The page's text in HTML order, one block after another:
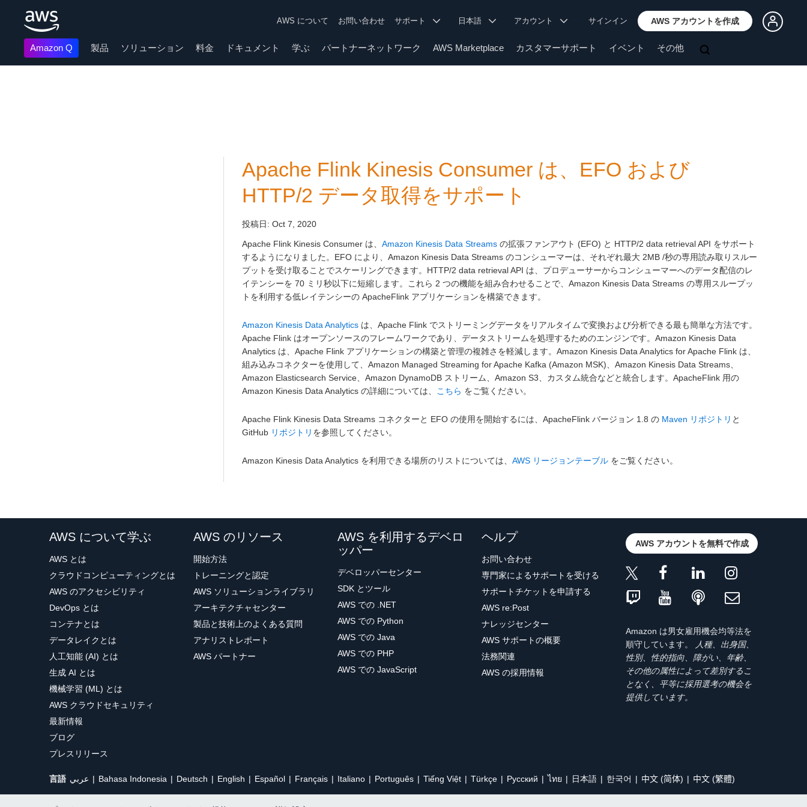
AWS について お問い合わせ サポート 日本語 アカウント サインイン AWS アカウントを作成
Amazon Q 製品 ソリューション 料金 ドキュメント 学ぶ パートナーネットワーク AWS Marketplace カスタマーサポート イベント その他
Apache Flink Kinesis Consumer は、EFO および
HTTP/2 データ取得をサポート
投稿日: Oct 7, 2020
Apache Flink Kinesis Consumer は、 Amazon Kinesis Data Streams の拡張ファンアウト (EFO) と HTTP/2 data retrieval API をサポート
するようになりました。EFO により、Amazon Kinesis Data Streams のコンシューマーは、それぞれ最大 2MB /秒の専用読み取りスルー
プットを受け取ることでスケーリングできます。HTTP/2 data retrieval API は、プロデューサーからコンシューマーへのデータ配信のレ
イテンシーを 70 ミリ秒以下に短縮します。これら 2 つの機能を組み合わせることで、Amazon Kinesis Data Streams の専用スループッ
トを利用する低レイテンシーの ApacheFlink アプリケーションを構築できます。
Amazon Kinesis Data Analytics は、Apache Flink でストリーミングデータをリアルタイムで変換および分析できる最も簡単な方法です。
Apache Flink はオープンソースのフレームワークであり、データストリームを処理するためのエンジンです。Amazon Kinesis Data
Analytics は、Apache Flink アプリケーションの構築と管理の複雑さを軽減します。Amazon Kinesis Data Analytics for Apache Flink は、
組み込みコネクターを使用して、Amazon Managed Streaming for Apache Kafka (Amazon MSK)、Amazon Kinesis Data Streams、
Amazon Elasticsearch Service、Amazon DynamoDB ストリーム、Amazon S3、カスタム統合などと統合します。ApacheFlink 用の
Amazon Kinesis Data Analytics の詳細については、
こちら をご覧ください。
Apache Flink Kinesis Data Streams コネクターと EFO の使用を開始するには、ApacheFlink バージョン 1.8 の Maven リポジトリ と
GitHub リポジトリ を参照してください。
Amazon Kinesis Data Analytics を利用できる場所のリストについては、 AWS リージョンテーブル をご覧ください。
AWS について学ぶ
AWS とは
クラウドコンピューティングとは
AWS のアクセシビリティ
DevOps とは
コンテナとは
データレイクとは
人工知能 (AI) とは
生成 AI とは
機械学習 (ML) とは
AWS クラウドセキュリティ
最新情報
ブログ
プレスリリース
AWS のリソース
開始方法
トレーニングと認定
AWS ソリューションライブラリ
アーキテクチャセンター
製品と技術上のよくある質問
アナリストレポート
AWS パートナー
AWS を利用するデベロ
ッパー
デベロッパーセンター
SDK とツール
AWS での .NET
AWS での Python
AWS での Java
AWS での PHP
AWS での JavaScript
ヘルプ
お問い合わせ
専門家によるサポートを受ける
サポートチケットを申請する
AWS re:Post
ナレッジセンター
AWS サポートの概要
法務関連
AWS の採用情報
AWS アカウントを無料で作成
Amazon は男女雇用機会均等法を
順守しています。
人種、出身国、
性別、性的指向、障がい、年齢、
その他の属性によって差別するこ
となく、平等に採用選考の機会を
提供しています。
言語 عربي Bahasa Indonesia Deutsch English Español Français Italiano Português Tiếng Việt Türkçe Ρусский ไทย 日本語 한국어 中文 (简体) 中文 (繁體)